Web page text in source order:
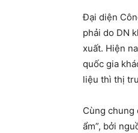
Đại diện
phải do DN
xuất. Hiện
quốc gia
liệu thì thị
Cùng chung
ẩm”, bởi